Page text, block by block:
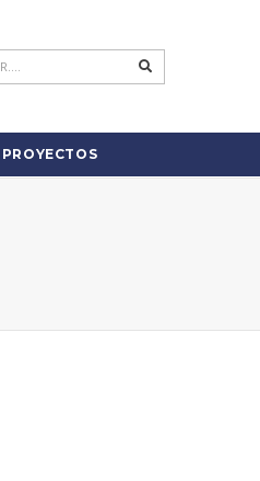
PROYECTOS